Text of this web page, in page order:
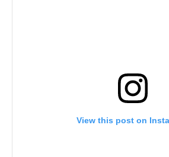
View this post on